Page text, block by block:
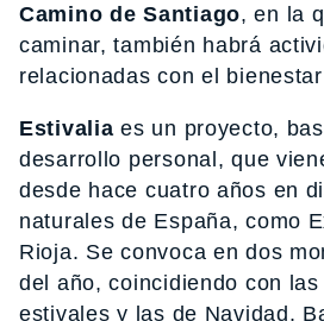
Camino de Santiago, en la
caminar, también habrá
relacionadas con el bienestar
Estivalia es un proyecto,
desarrollo personal, que
desde hace cuatro años en
naturales de España, como
Rioja. Se convoca en dos
del año, coincidiendo con
estivales y las de Navidad.